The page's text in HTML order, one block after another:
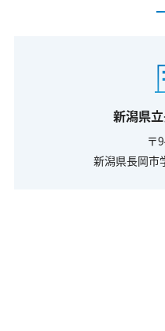
新潟県
〒
新潟県長岡市